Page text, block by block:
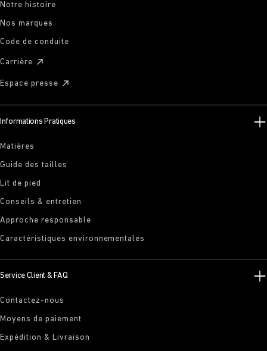
Notre histoire
Nos marques
Code de conduite
Carrière
Espace presse
Informations Pratiques
Matières
Guide des tailles
Lit de pied
Conseils & entretien
Approche responsable
Caractéristiques environnementales
Service Client & FAQ
Contactez-nous
Moyens de paiement
Expédition & Livraison